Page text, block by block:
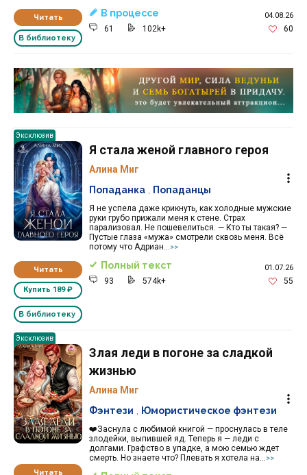
Читать
В библиотеку
В процессе 04.08.26
61 102k+ 60
Реклама 16+ АО «ЛитГород»
Эксклюзив
Читать
Купить 189 ₽
В библиотеку
Я стала женой главного героя
Алина Миг
Я не успела даже крикнуть, как холодные мужские
руки грубо прижали меня к стене. Страх
парализовал. Не пошевелиться. — Кто ты такая? —
Пустые глаза «мужа» смотрели сквозь меня. Всё
потому что Адриан...
>>
Попаданка Попаданцы
Полный текст 01.07.26
93 574k+ 55
Эксклюзив
Читать
Злая леди в погоне за сладкой
жизнью
Алина Миг
❤️Заснула с любимой книгой — проснулась в теле
злодейки, выпившей яд. Теперь я — леди с
долгами. Графство в упадке, а мою семью ждет
смерть. Но знаете что? Плевать я хотела на...
>>
Фэнтези Юмористическое фэнтези